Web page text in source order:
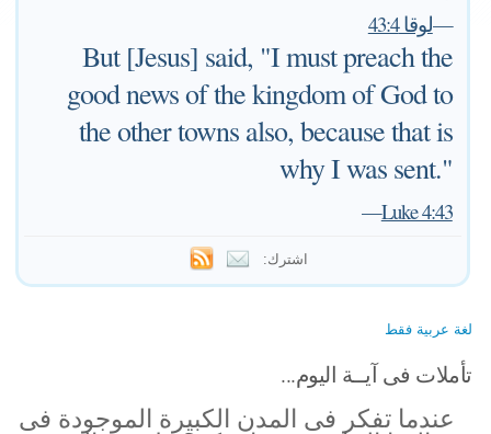
—لوقا 43:4
But [Jesus] said, "I must preach the
good news of the kingdom of God to
the other towns also, because that is
why I was sent."
—Luke 4:43
اشترك:
لغة عربية فقط
تأملات فى آيــة اليوم...
عندما تفكر فى المدن الكبيرة الموجودة فى